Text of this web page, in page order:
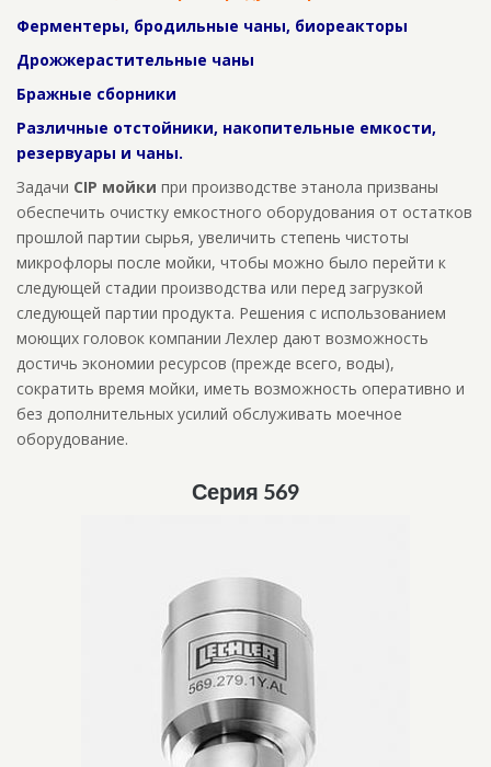
Ферментеры, бродильные чаны, биореакторы
Дрожжерастительные чаны
Бражные сборники
Различные отстойники, накопительные емкости,
резервуары и чаны.
Задачи CIP мойки при производстве этанола призваны
обеспечить очистку емкостного оборудования от остатков
прошлой партии сырья, увеличить степень чистоты
микрофлоры после мойки, чтобы можно было перейти к
следующей стадии производства или перед загрузкой
следующей партии продукта. Решения с использованием
моющих головок компании Лехлер дают возможность
достичь экономии ресурсов (прежде всего, воды),
сократить время мойки, иметь возможность оперативно и
без дополнительных усилий обслуживать моечное
оборудование.
Серия 569